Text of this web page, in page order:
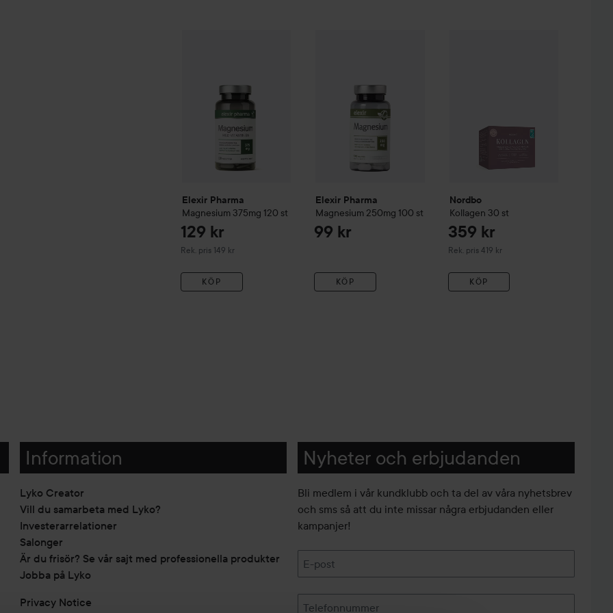
Elexir Pharma
Magnesium 375mg 120 st
129 kr
Rek. pris 149 kr
Rekommenderat pris 149 kr
KÖP
Elexir Pharma
Magnesium 250mg 100 st
99 kr
KÖP
Nordbo
Kollagen 30 st
359 kr
Rek. pris 419 kr
Rekommenderat pris 419 kr
KÖP
Information
Lyko Creator
Vill du samarbeta med Lyko?
Investerarrelationer
Salonger
Är du frisör? Se vår sajt med professionella produkter
Jobba på Lyko
Privacy Notice
Nyheter och erbjudanden
Bli medlem i vår kundklubb och ta del av våra nyhetsbrev
och sms så att du inte missar några erbjudanden eller
kampanjer!
E-post
Telefonnummer